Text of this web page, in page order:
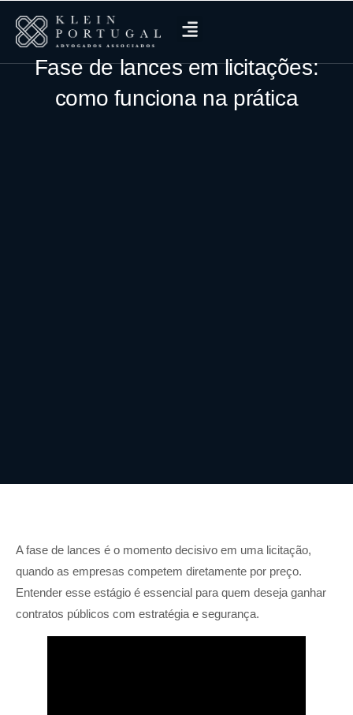
Fase de lances em licitações:
como funciona na prática
A fase de lances é o momento decisivo em uma licitação,
quando as empresas competem diretamente por preço.
Entender esse estágio é essencial para quem deseja ganhar
contratos públicos com estratégia e segurança.